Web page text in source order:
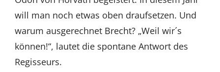
will man noch etwas oben draufsetzen. Und
warum ausgerechnet Brecht? „Weil wir´s
können!“, lautet die spontane Antwort des
Regisseurs.